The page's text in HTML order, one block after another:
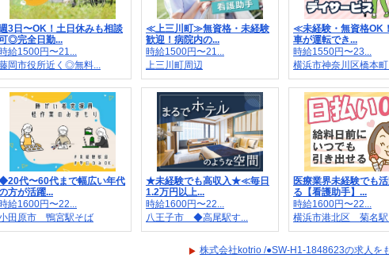
3日〜OK！土日休みも相談
◎完全日勤...
給1500円〜21...
岡市役所近く◎無料...
≪上三川町≫無資格・未経験
歓迎！病院内の...
時給1500円〜21...
上三川町周辺
≪未経験・無資格OK
車が運転でき...
時給1550円〜23...
横浜市神奈川区橋本
代〜60代まで幅広い年代
方が活躍...
給1600円〜22...
田原市 鴨宮駅そば
★未経験でも高収入★≪毎日
1.2万円以上...
時給1600円〜22...
八王子市 ◆高尾駅す...
医療業界未経験でも
る【看護助手】...
時給1600円〜22...
横浜市港北区 菊名駅
株式会社kotrio /●SW-H1-1848623の求人を